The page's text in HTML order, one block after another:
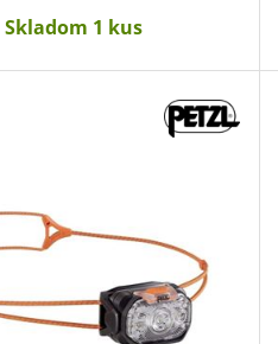
Skladom 1 kus